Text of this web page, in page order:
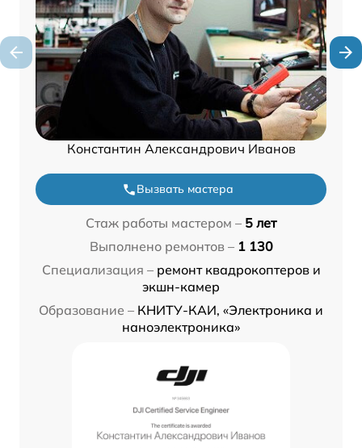
Константин Александрович Иванов
Вызвать мастера
Стаж работы мастером – 5 лет
Выполнено ремонтов – 1 130
Специализация – ремонт квадрокоптеров и
экшн-камер
Образование – КНИТУ-КАИ, «Электроника и
наноэлектроника»